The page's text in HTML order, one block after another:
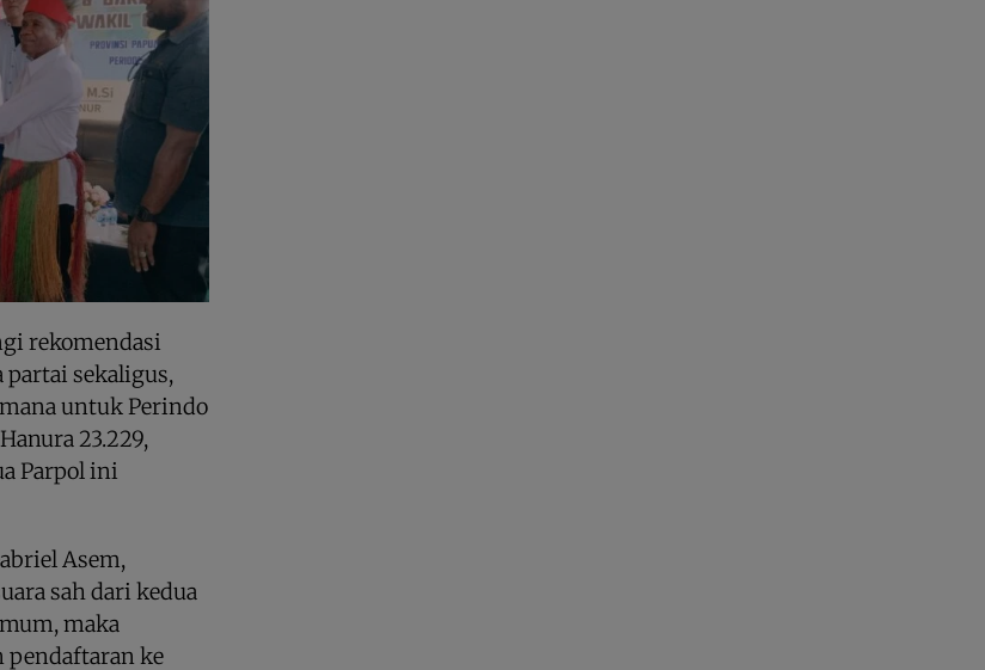
rekomendasi
partai sekaligus,
untuk Perindo
23.229,
Parpol ini
Asem,
sah dari kedua
maka
pendaftaran ke